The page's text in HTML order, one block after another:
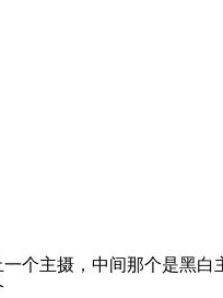
个主摄，中间那个是黑白